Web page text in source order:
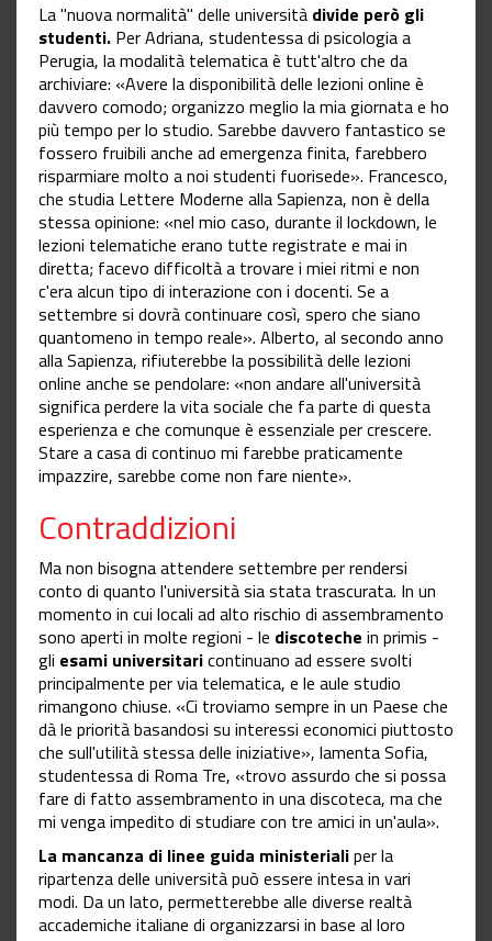
La "nuova normalità" delle università divide però gli
studenti. Per Adriana, studentessa di psicologia a
Perugia, la modalità telematica è tutt'altro che da
archiviare: «Avere la disponibilità delle lezioni online è
davvero comodo; organizzo meglio la mia giornata e ho
più tempo per lo studio. Sarebbe davvero fantastico se
fossero fruibili anche ad emergenza finita, farebbero
risparmiare molto a noi studenti fuorisede». Francesco,
che studia Lettere Moderne alla Sapienza, non è della
stessa opinione: «nel mio caso, durante il lockdown, le
lezioni telematiche erano tutte registrate e mai in
diretta; facevo difficoltà a trovare i miei ritmi e non
c'era alcun tipo di interazione con i docenti. Se a
settembre si dovrà continuare così, spero che siano
quantomeno in tempo reale». Alberto, al secondo anno
alla Sapienza, rifiuterebbe la possibilità delle lezioni
online anche se pendolare: «non andare all'università
significa perdere la vita sociale che fa parte di questa
esperienza e che comunque è essenziale per crescere.
Stare a casa di continuo mi farebbe praticamente
impazzire, sarebbe come non fare niente».
Contraddizioni
Ma non bisogna attendere settembre per rendersi
conto di quanto l'università sia stata trascurata. In un
momento in cui locali ad alto rischio di assembramento
sono aperti in molte regioni - le discoteche in primis -
gli esami universitaricontinuano ad essere svolti
principalmente per via telematica, e le aule studio
rimangono chiuse. «Ci troviamo sempre in un Paese che
dà le priorità basandosi su interessi economici piuttosto
che sull'utilità stessa delle iniziative», lamenta Sofia,
studentessa di Roma Tre, «trovo assurdo che si possa
fare di fatto assembramento in una discoteca, ma che
mi venga impedito di studiare con tre amici in un'aula».
La mancanza di linee guida ministerialiper la
ripartenza delle università può essere intesa in vari
modi. Da un lato, permetterebbe alle diverse realtà
accademiche italiane di organizzarsi in base al loro